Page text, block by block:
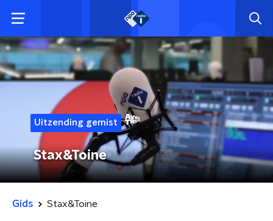
Uitzending gemist
Stax&Toine
Gids Stax&Toine